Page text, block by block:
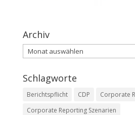
Archiv
Archiv
Schlagworte
Berichtspflicht CDP
Corporate
Corporate Reporting Szenarien